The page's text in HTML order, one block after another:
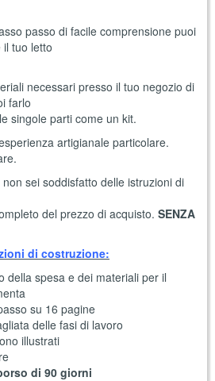
passo di facile comprensione puoi
tuo letto
necessari presso il tuo negozio di
farlo
singole parti come un kit.
artigianale particolare.
sei soddisfatto delle istruzioni di
del prezzo di acquisto. SENZA
di costruzione:
della spesa e dei materiali per il
su 16 pagine
delle fasi di lavoro
illustrati
di 90 giorni